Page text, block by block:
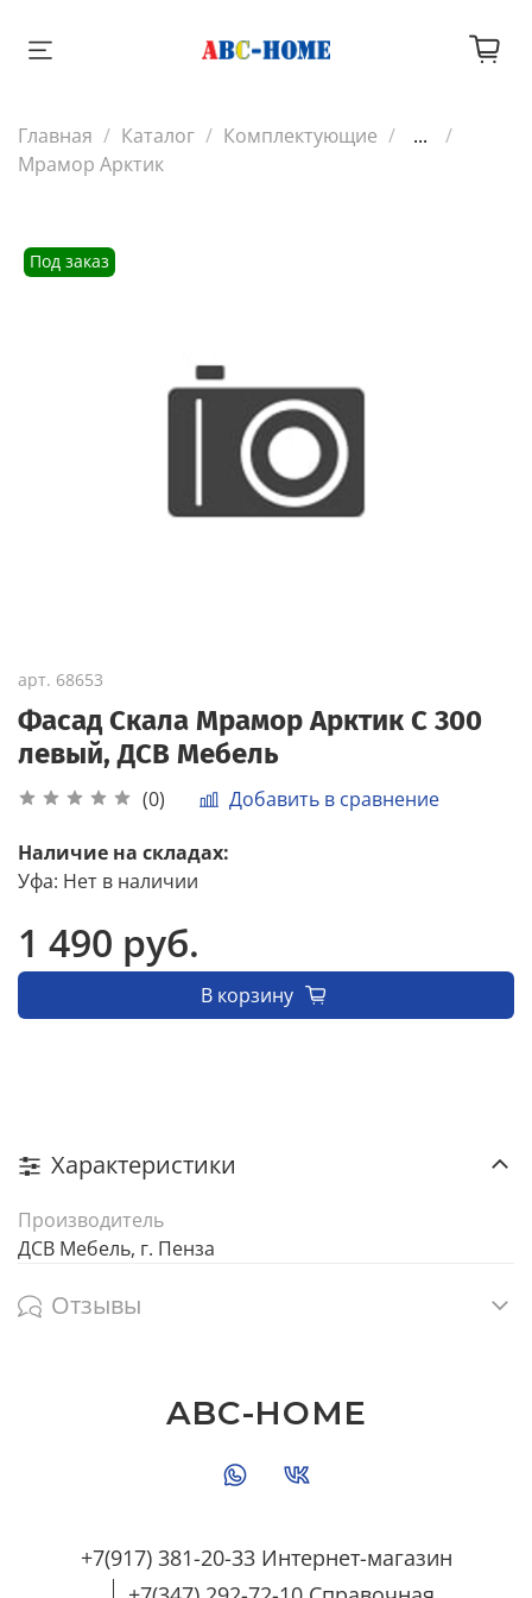
Главная Каталог Комплектующие
...
Мрамор Арктик
Под заказ
арт. 68653
Фасад Скала Мрамор Арктик С 300
левый, ДСВ Мебель
(0) Добавить в сравнение
Наличие на складах:
Уфа: Нет в наличии
1 490 руб.
В корзину
Характеристики
Производитель
ДСВ Мебель, г. Пенза
Отзывы
+7(917) 381-20-33 Интернет-магазин
ABC-HOME